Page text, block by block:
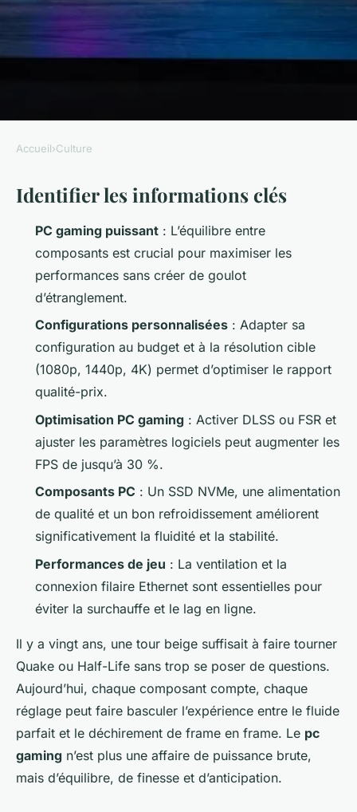
10 conseils incontournables
pour optimiser votre pc
gaming
Dinaïs 10 min de lecture
Accueil›Culture
Identifier les informations clés
PC gaming puissant : L’équilibre entre
composants est crucial pour maximiser les
performances sans créer de goulot
d’étranglement.
Configurations personnalisées : Adapter sa
configuration au budget et à la résolution cible
(1080p, 1440p, 4K) permet d’optimiser le rapport
qualité-prix.
Optimisation PC gaming : Activer DLSS ou FSR et
ajuster les paramètres logiciels peut augmenter les
FPS de jusqu’à 30 %.
Composants PC : Un SSD NVMe, une alimentation
de qualité et un bon refroidissement améliorent
significativement la fluidité et la stabilité.
Performances de jeu : La ventilation et la
connexion filaire Ethernet sont essentielles pour
éviter la surchauffe et le lag en ligne.
Il y a vingt ans, une tour beige suffisait à faire tourner
Quake ou Half-Life sans trop se poser de questions.
Aujourd’hui, chaque composant compte, chaque
réglage peut faire basculer l’expérience entre le fluide
parfait et le déchirement de frame en frame. Le pc
gaming n’est plus une affaire de puissance brute,
mais d’équilibre, de finesse et d’anticipation.